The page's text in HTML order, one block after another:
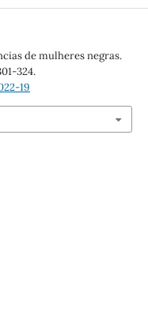
de mulheres negras.
324.
19